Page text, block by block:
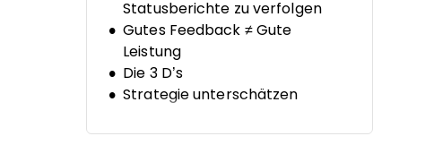
Statusberichte zu verfolgen
Gutes Feedback ≠ Gute
Leistung
Die 3 D’s
Strategie unterschätzen